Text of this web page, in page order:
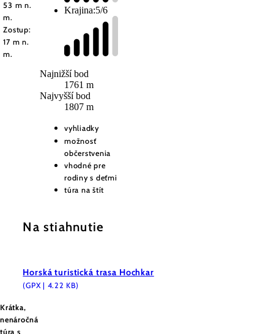
53 m n.
m.
Zostup:
17 m n.
m.
Krajina:5/6
Najnižší bod
1761 m
Najvyšší bod
1807 m
vyhliadky
možnosť
občerstvenia
vhodné pre
rodiny s deťmi
túra na štít
Na stiahnutie
Horská turistická trasa Hochkar
(GPX | 4.22 KB)
Krátka,
nenáročná
túra s